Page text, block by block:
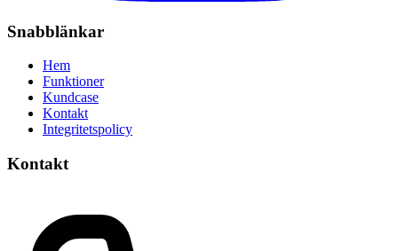
Snabblänkar
Hem
Funktioner
Kundcase
Kontakt
Integritetspolicy
Kontakt